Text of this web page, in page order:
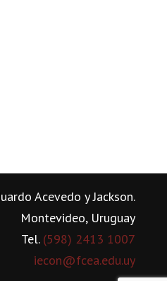
Acevedo y Jackson.
Montevideo, Uruguay
Tel. (598) 2413 1007
iecon@fcea.edu.uy